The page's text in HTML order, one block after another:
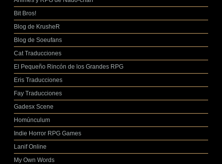
Bit Bros!
Blog de KrusheR
Blog de Soeufans
Cat Traducciones
El Pequeño Rincón de los Grandes RPG
Eris Traducciones
Fay Traducciones
Gadesx Scene
Homúnculum
Indie Horror RPG Games
Lanif Online
My Own Words